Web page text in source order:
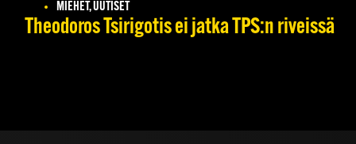
MIEHET, UUTISET
Theodoros Tsirigotis ei jatka TPS:n riveissä